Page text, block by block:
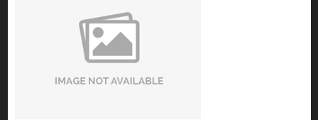
Giá phải chăng, tư vấn tận tình